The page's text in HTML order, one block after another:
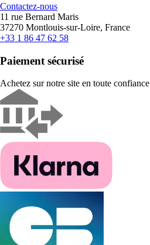
Contactez-nous
11 rue Bernard Maris
37270 Montlouis-sur-Loire, France
+33 1 86 47 62 58
Paiement sécurisé
Achetez sur notre site en toute confiance